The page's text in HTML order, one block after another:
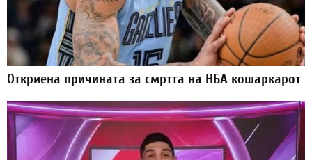
Откриена причината за смртта на НБА кошаркарот